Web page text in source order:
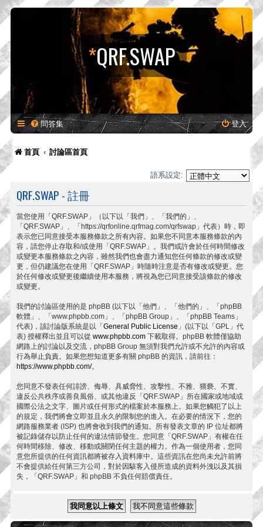
*QRF.SWAP
問答集 登入
首頁 討論區首頁
語系設定:
QRF.SWAP - 註冊
當您使用「QRF.SWAP」（以下以「我們」、「我們的」、
「QRF.SWAP」、「https://qrfonline.qrfmag.com/qrfswap」代表）時，即
表示您已同意接受本服務條款之所有內容。如果您不同意本服務條款的內
容，請您停止存取和/或使用「QRF.SWAP」。我們或許會於任何時間修改
或變更本服務條款之內容，雖然我們也會盡力通知您任何條款的修改或變
更，但仍建議您在使用「QRF.SWAP」時隨時注意是否有修改或變更。您
於任何修改或變更後繼續使用本服務，將視為您已同意接受該條款的修改
或變更。
我們的討論區使用的是 phpBB (以下以「他們」、「他們的」、「phpBB
軟體」、「www.phpbb.com」、「phpBB Group」、「phpBB Teams」
代表)，該討論版系統是以「General Public License 」(以下以「GPL」代
表) 授權釋出並且可以從 www.phpbb.com 下載取得。phpBB 軟體僅協助
網路上的討論以及交流，phpBB Group 無須對我們允許或不允許的內容或
行為舉止負責。如果您想知道更多有關 phpBB 的資訊，請前往：
https://www.phpbb.com/。
您同意不發表任何誹謗、侮辱、具威脅性、攻擊性、不雅、猥褻、不實、
違反公共秩序或善良風俗、或其他違反「QRF.SWAP」所在國家或地域或
國際公法之文字、圖片或任何形式的檔案於本服務上。如果您觸犯了以上
的規定，我們將會立即並且永久的限制您的進入。在必要的情況下，您的
網路服務業者 (ISP) 也將會收到我們的通知。所有發表文章的 IP 位址都將
被記錄儲存以防止任何的違法情節發生。您同意「QRF.SWAP」有權在任
何時間移除、修改、移動或關閉任何主題的權力。作為一個使用者，您同
意您所提供的任何資訊都將被存入資料庫中。這些資訊在您尚未允許前將
不會提供給任何第三方公司，對於因駭客入侵所造成的資料外洩以及其損
失，「QRF.SWAP」和 phpBB 不負任何賠償責任。